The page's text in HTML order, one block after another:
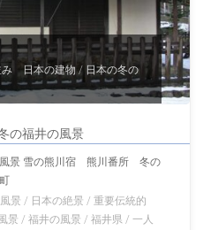
み 日本の建物 / 日本の冬の
福井の風景
景 雪の熊川宿 熊川番所 冬の
景 / 日本の絶景 /重要伝統的
景 /福井の風景 /福井県 /一人